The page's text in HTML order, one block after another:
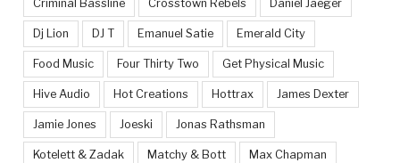
Criminal Bassline Crosstown Rebels Daniel Jaeger
Dj Lion DJ T Emanuel Satie Emerald City
Food Music Four Thirty Two Get Physical Music
Hive Audio Hot Creations Hottrax James Dexter
Jamie Jones Joeski Jonas Rathsman
Kotelett & Zadak Matchy & Bott Max Chapman